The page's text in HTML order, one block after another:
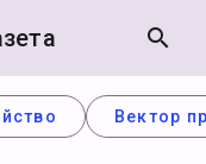
search
Вектор